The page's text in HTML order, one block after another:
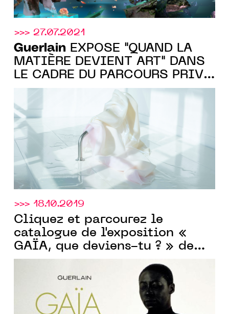
>>> 27.07.2021
Guerlain EXPOSE "QUAND LA
MATIÈRE DEVIENT ART" DANS
LE CADRE DU PARCOURS PRIVÉ
DE LA FIAC 2021
>>> 18.10.2019
Cliquez et parcourez le
catalogue de l'exposition «
GAÏA, que deviens-tu ? » de
Guerlain